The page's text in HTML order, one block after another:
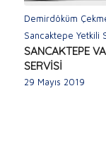
Demirdöküm
Sancaktepe Yetkili
SANCAKTEPE
SERVİSİ
29 Mayıs 2019